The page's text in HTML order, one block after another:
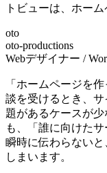
トビューは、ホー
oto
oto-productions
Webデザイナー /
「ホームページを
談を受けるとき、
題があるケースが
も、「誰に向けた
瞬時に伝わらない
しまいます。